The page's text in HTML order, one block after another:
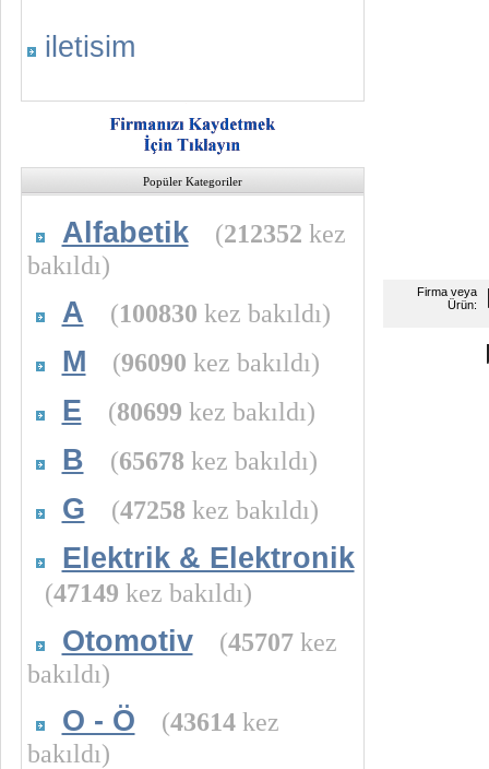
iletisim
Popüler Kategoriler
Alfabetik (212352 kez
bakıldı)
A (100830 kez bakıldı)
M (96090 kez bakıldı)
E (80699 kez bakıldı)
B (65678 kez bakıldı)
G (47258 kez bakıldı)
Elektrik & Elektronik
(47149 kez bakıldı)
Otomotiv (45707kez
bakıldı)
O - Ö (43614kez
bakıldı)
Firma veya
Ürün: